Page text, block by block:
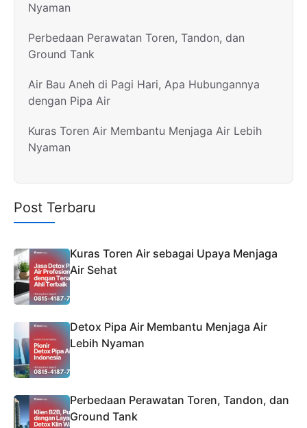
Nyaman
Perbedaan Perawatan Toren, Tandon, dan
Ground Tank
Air Bau Aneh di Pagi Hari, Apa Hubungannya
dengan Pipa Air
Kuras Toren Air Membantu Menjaga Air Lebih
Nyaman
Post Terbaru
Kuras Toren Air sebagai Upaya Menjaga
Air Sehat
Detox Pipa Air Membantu Menjaga Air
Lebih Nyaman
Perbedaan Perawatan Toren, Tandon, dan
Ground Tank